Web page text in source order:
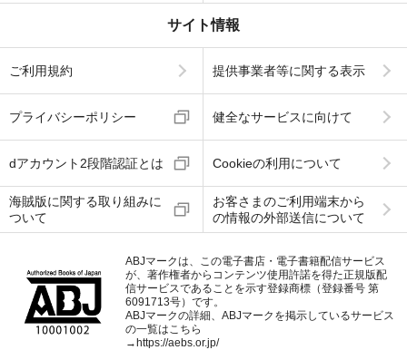
サイト情報
ご利用規約 提供事業者等に関する表示
プライバシーポリシー 健全なサービスに向けて
dアカウント2段階認証とは Cookieの利用について
海賊版に関する取り組みに
ついて
お客さまのご利用端末から
の情報の外部送信について
ABJマークは、この電子書店・電子書籍配信サービス
が、著作権者からコンテンツ使用許諾を得た正規版配
信サービスであることを示す登録商標（登録番号 第
6091713号）です。
ABJマークの詳細、ABJマークを掲示しているサービス
の一覧はこちら
→https://aebs.or.jp/